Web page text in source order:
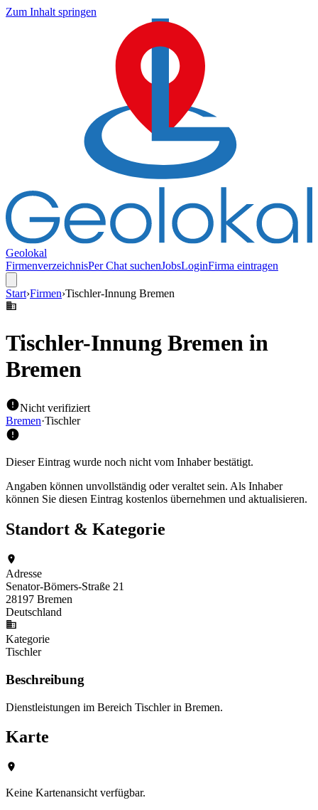
Zum Inhalt springen
Geolokal
FirmenverzeichnisPer Chat suchenJobsLoginFirma eintragen
Start›Firmen›Tischler-Innung Bremen
Tischler-Innung Bremen in
Bremen
Nicht verifiziert
Bremen·Tischler
Dieser Eintrag wurde noch nicht vom Inhaber bestätigt.
Angaben können unvollständig oder veraltet sein. Als Inhaber
können Sie diesen Eintrag kostenlos übernehmen und aktualisieren.
Standort & Kategorie
Adresse
Senator-Bömers-Straße 21
28197 Bremen
Deutschland
Kategorie
Tischler
Beschreibung
Dienstleistungen im Bereich Tischler in Bremen.
Karte
Keine Kartenansicht verfügbar.